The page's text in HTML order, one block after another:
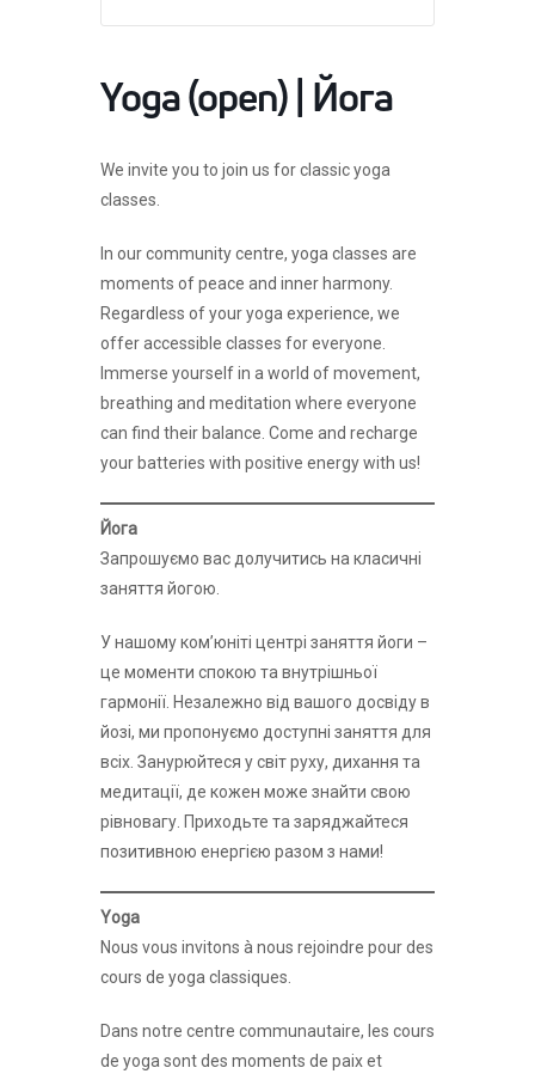
Yoga (open) | Йога
We invite you to join us for classic yoga
classes.
In our community centre, yoga classes are
moments of peace and inner harmony.
Regardless of your yoga experience, we
offer accessible classes for everyone.
Immerse yourself in a world of movement,
breathing and meditation where everyone
can find their balance. Come and recharge
your batteries with positive energy with us!
Йога
Запрошуємо вас долучитись на класичні
заняття йогою.
У нашому комʼюніті центрі заняття йоги –
це моменти спокою та внутрішньої
гармонії. Незалежно від вашого досвіду в
йозі, ми пропонуємо доступні заняття для
всіх. Занурюйтеся у світ руху, дихання та
медитації, де кожен може знайти свою
рівновагу. Приходьте та заряджайтеся
позитивною енергією разом з нами!
Yoga
Nous vous invitons à nous rejoindre pour des
cours de yoga classiques.
Dans notre centre communautaire, les cours
de yoga sont des moments de paix et